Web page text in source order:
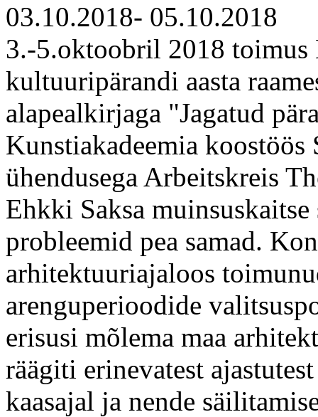
03.10.2018- 05.10.2018
3.-5.oktoobril 2018 toimus
kultuuripärandi aasta
alapealkirjaga "Jagatud
Kunstiakadeemia koostöös
ühendusega Arbeitskreis
Ehkki Saksa
probleemid pea samad.
arhitektuuriajaloos
arenguperioodide
erisusi mõlema maa
räägiti erinevatest
kaasajal ja nende